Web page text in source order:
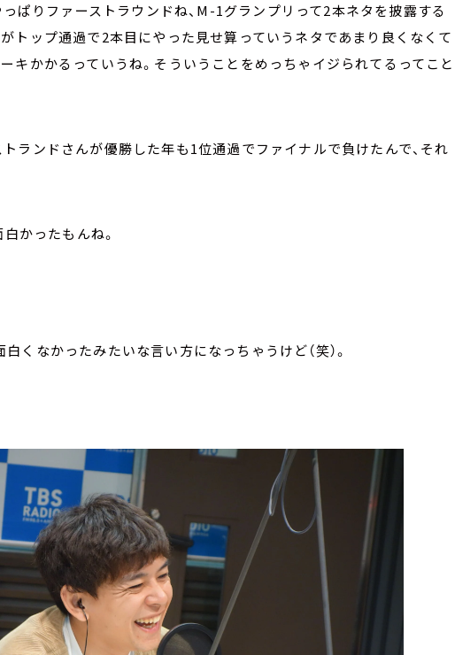
ぱりファーストラウンドね、M-1グランプリって2本ネタを披露する
トップ通過で2本目にやった見せ算っていうネタであまり良くなくて
キかかるっていうね。そういうことをめっちゃイジられてるってこと
ランドさんが優勝した年も1位通過でファイナルで負けたんで、それ
かったもんね。
くなかったみたいな言い方になっちゃうけど（笑）。